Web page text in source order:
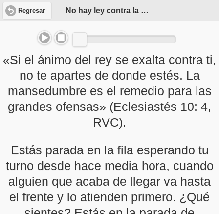
Regresar No hay ley contra la mansedumbre
«Si el ánimo del rey se exalta contra ti,
no te apartes de donde estés. La
mansedumbre es el remedio para las
grandes ofensas» (Eclesiastés 10: 4,
RVC).
Estás parada en la fila esperando tu
turno desde hace media hora, cuando
alguien que acaba de llegar va hasta
el frente y lo atienden primero. ¿Qué